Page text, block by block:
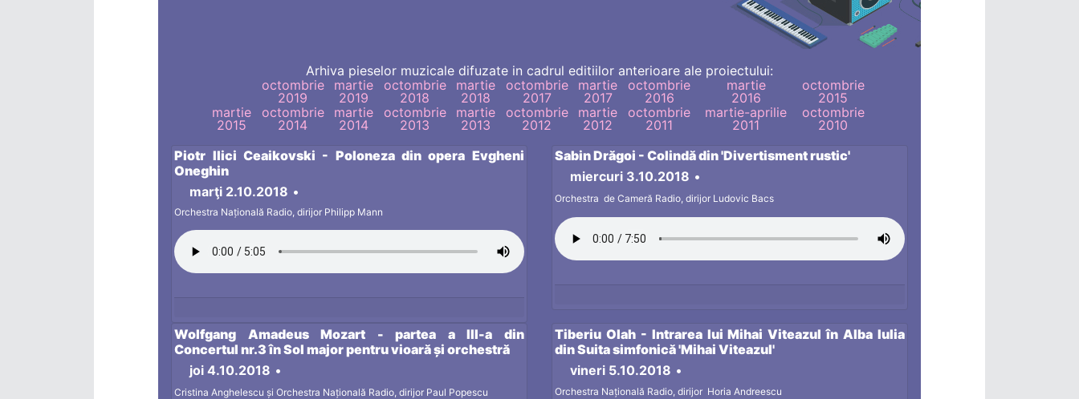
Arhiva pieselor muzicale difuzate in cadrul editiilor anterioare ale proiectului:
octombrie
2019
martie
2019
octombrie
2018
martie
2018
octombrie
2017
martie
2017
octombrie
2016
martie
2016
octombrie
2015
martie
2015
octombrie
2014
martie
2014
octombrie
2013
martie
2013
octombrie
2012
martie
2012
octombrie
2011
martie-aprilie
2011
octombrie
2010
Piotr Ilici Ceaikovski - Poloneza din opera Evgheni
Oneghin
marţi 2.10.2018 •
Orchestra Națională Radio, dirijor Philipp Mann
Sabin Drăgoi - Colindă din 'Divertisment rustic'
miercuri 3.10.2018 •
Orchestra de Cameră Radio, dirijor Ludovic Bacs
Wolfgang Amadeus Mozart - partea a III-a din
Concertul nr.3 în Sol major pentru vioară și orchestră
joi 4.10.2018 •
Cristina Anghelescu și Orchestra Națională Radio, dirijor Paul Popescu
Tiberiu Olah - Intrarea lui Mihai Viteazul în Alba Iulia
din Suita simfonică 'Mihai Viteazul'
vineri 5.10.2018 •
Orchestra Națională Radio, dirijor Horia Andreescu